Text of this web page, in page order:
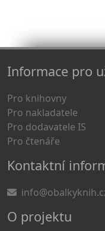
Informace pro
Pro knihovny
Pro nakladatele
Pro dodavatele IS
Pro čtenáře
Kontaktní
O projektu